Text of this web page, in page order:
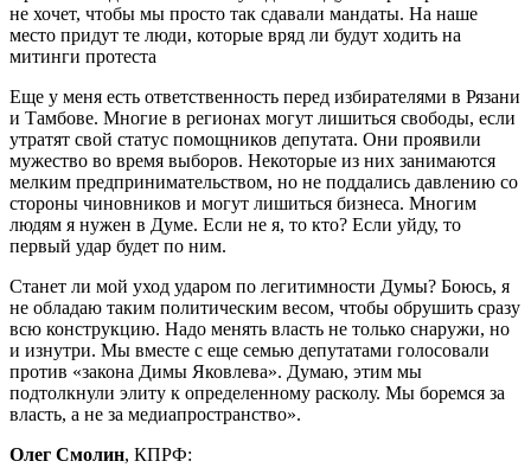
не хочет, чтобы мы просто так сдавали мандаты. На наше
место придут те люди, которые вряд ли будут ходить на
митинги протеста
Еще у меня есть ответственность перед избирателями в Рязани
и Тамбове. Многие в регионах могут лишиться свободы, если
утратят свой статус помощников депутата. Они проявили
мужество во время выборов. Некоторые из них занимаются
мелким предпринимательством, но не поддались давлению со
стороны чиновников и могут лишиться бизнеса. Многим
людям я нужен в Думе. Если не я, то кто? Если уйду, то
первый удар будет по ним.
Станет ли мой уход ударом по легитимности Думы? Боюсь, я
не обладаю таким политическим весом, чтобы обрушить сразу
всю конструкцию. Надо менять власть не только снаружи, но
и изнутри. Мы вместе с еще семью депутатами голосовали
против «закона Димы Яковлева». Думаю, этим мы
подтолкнули элиту к определенному расколу. Мы боремся за
власть, а не за медиапространство».
Олег Смолин, КПРФ: